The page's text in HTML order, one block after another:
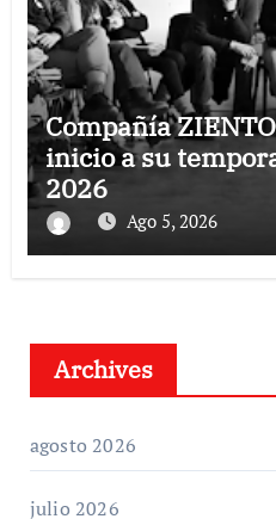
Compañía
inicio a su
2026
Ago 5, 2026
Archives
agosto 2026
julio 2026